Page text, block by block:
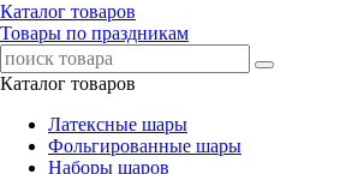
Каталог товаров
Товары по праздникам
Каталог товаров
Латексные шары
Фольгированные шары
Наборы шаров